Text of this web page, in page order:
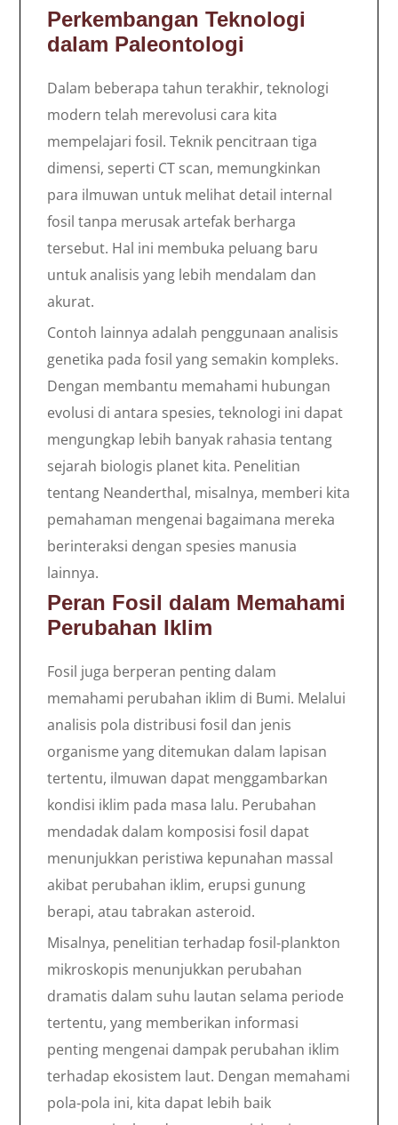
Perkembangan Teknologi
dalam Paleontologi
Dalam beberapa tahun terakhir, teknologi
modern telah merevolusi cara kita
mempelajari fosil. Teknik pencitraan tiga
dimensi, seperti CT scan, memungkinkan
para ilmuwan untuk melihat detail internal
fosil tanpa merusak artefak berharga
tersebut. Hal ini membuka peluang baru
untuk analisis yang lebih mendalam dan
akurat.
Contoh lainnya adalah penggunaan analisis
genetika pada fosil yang semakin kompleks.
Dengan membantu memahami hubungan
evolusi di antara spesies, teknologi ini dapat
mengungkap lebih banyak rahasia tentang
sejarah biologis planet kita. Penelitian
tentang Neanderthal, misalnya, memberi kita
pemahaman mengenai bagaimana mereka
berinteraksi dengan spesies manusia
lainnya.
Peran Fosil dalam Memahami
Perubahan Iklim
Fosil juga berperan penting dalam
memahami perubahan iklim di Bumi. Melalui
analisis pola distribusi fosil dan jenis
organisme yang ditemukan dalam lapisan
tertentu, ilmuwan dapat menggambarkan
kondisi iklim pada masa lalu. Perubahan
mendadak dalam komposisi fosil dapat
menunjukkan peristiwa kepunahan massal
akibat perubahan iklim, erupsi gunung
berapi, atau tabrakan asteroid.
Misalnya, penelitian terhadap fosil-plankton
mikroskopis menunjukkan perubahan
dramatis dalam suhu lautan selama periode
tertentu, yang memberikan informasi
penting mengenai dampak perubahan iklim
terhadap ekosistem laut. Dengan memahami
pola-pola ini, kita dapat lebih baik